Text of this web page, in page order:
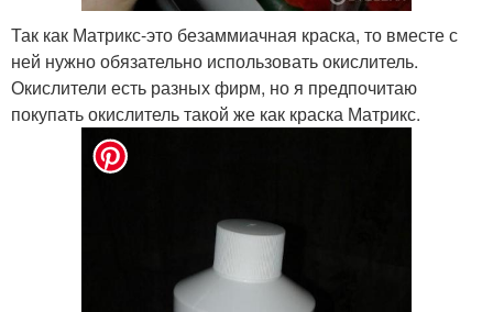
Так как Матрикс-это безаммиачная краска, то вместе с
ней нужно обязательно использовать окислитель.
Окислители есть разных фирм, но я предпочитаю
покупать окислитель такой же как краска Матрикс.